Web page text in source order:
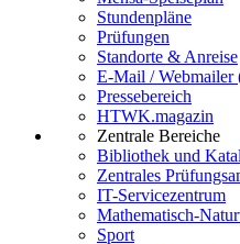
Stundenpläne
Prüfungen
Standorte & Anreise
E-Mail / Webmailer
Pressebereich
HTWK.magazin
Zentrale Bereiche
Bibliothek und
Zentrales
IT-Servicezentrum
Mathematisch-
Sport